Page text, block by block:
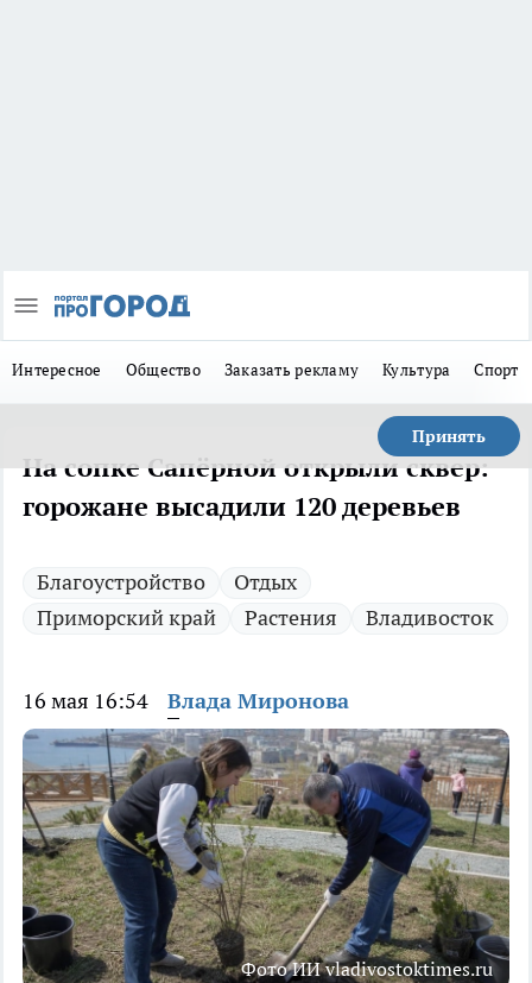
Интересное Общество Заказать рекламу Культура Спорт
Принять
На сопке Сапёрной открыли сквер:
горожане высадили 120 деревьев
Благоустройство
Отдых
Приморский край
Растения Владивосток
16 мая 16:54 Влада Миронова
Фото ИИ vladivostoktimes.ru